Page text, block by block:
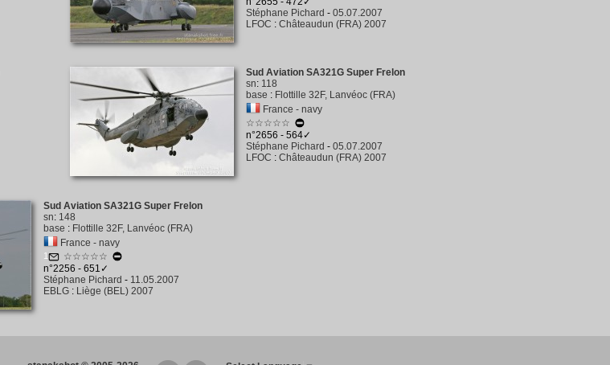
Stéphane Pichard - 05.07.2007
LFOC : Châteaudun (FRA) 2007
Sud Aviation SA321G Super Frelon
sn: 118
base : Flottille 32F, Lanvéoc (FRA)
France - navy
☆☆☆☆☆
n°2656 - 564✓
Stéphane Pichard - 05.07.2007
LFOC : Châteaudun (FRA) 2007
Sud Aviation SA321G Super Frelon
sn: 148
base : Flottille 32F, Lanvéoc (FRA)
France - navy
1
☆☆☆☆☆
n°2256 - 651✓
Stéphane Pichard - 11.05.2007
EBLG: Liège (BEL) 2007